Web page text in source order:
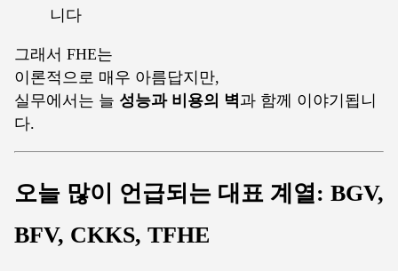
니다
그래서 FHE는
이론적으로 매우 아름답지만,
실무에서는 늘 성능과 비용의 벽과 함께 이야기됩니
다.
오늘 많이 언급되는 대표 계열: BGV,
BFV, CKKS, TFHE